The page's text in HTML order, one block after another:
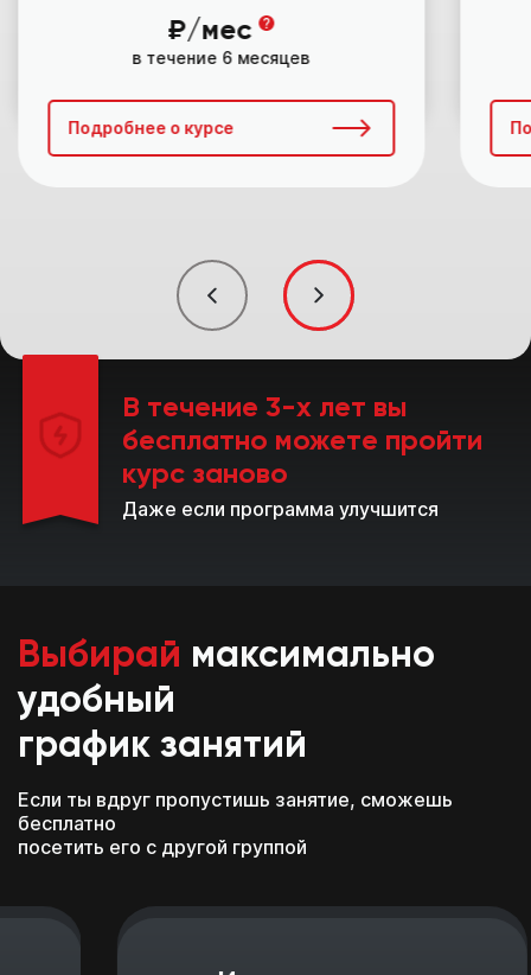
₽/мес
в течение 6 месяцев
Подробнее о курсе
В течение 3-х лет вы
бесплатно можете пройти
курс заново
Даже если программа улучшится
Выбирай максимально
удобный
график занятий
Если ты вдруг пропустишь занятие, сможешь
бесплатно
посетить его с другой группой